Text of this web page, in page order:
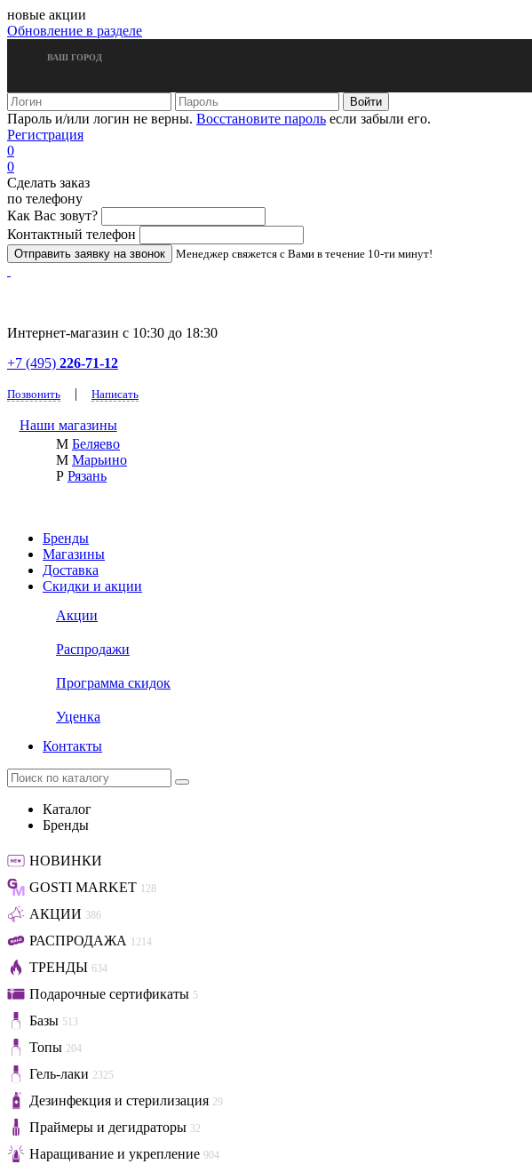
новые акции
Обновление в разделе
ВАШ ГОРОД
Пароль и/или логин не верны. Восстановите пароль если забыли его.
Регистрация
0
0
Сделать заказ
по телефону
Как Вас зовут?
Контактный телефон
Менеджер свяжется с Вами в течение 10-ти минут!
Интернет-магазин с 10:30 до 18:30
+7 (495) 226-71-12
Позвонить | Написать
Наши магазины
М Беляево
М Марьино
Р Рязань
Бренды
Магазины
Доставка
Скидки и акции
Акции
Распродажи
Программа скидок
Уценка
Контакты
Каталог
Бренды
НОВИНКИ
GOSTI MARKET 128
АКЦИИ 386
РАСПРОДАЖА 1214
ТРЕНДЫ 634
Подарочные сертификаты 5
Базы 513
Топы 204
Гель-лаки 2325
Дезинфекция и стерилизация 29
Праймеры и дегидраторы 32
Наращивание и укрепление 904